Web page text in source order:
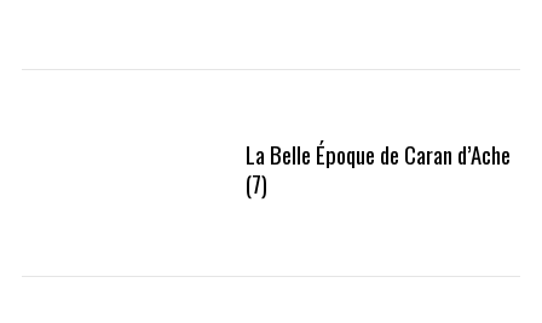
La Belle Époque de Caran d’Ache
(7)